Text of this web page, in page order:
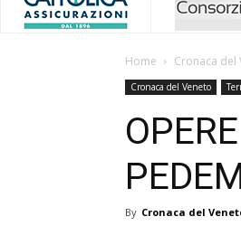
Home Cronaca del
Cronaca del Veneto
By Cronaca del